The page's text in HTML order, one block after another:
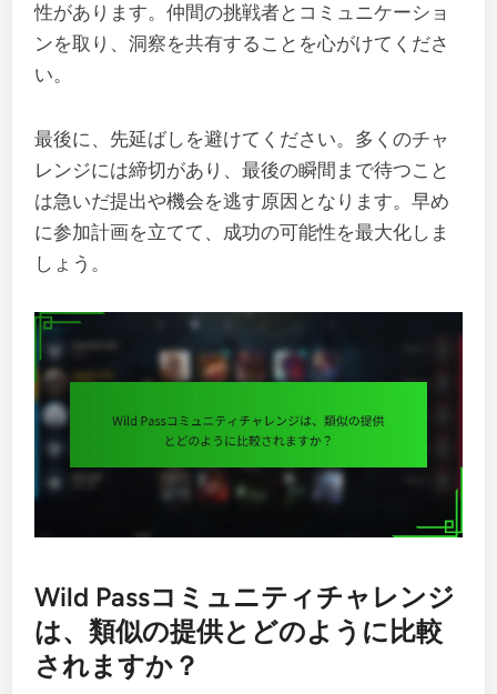
性があります。仲間の挑戦者とコミュニケーショ
ンを取り、洞察を共有することを心がけてくださ
い。
最後に、先延ばしを避けてください。多くのチャ
レンジには締切があり、最後の瞬間まで待つこと
は急いだ提出や機会を逃す原因となります。早め
に参加計画を立てて、成功の可能性を最大化しま
しょう。
Wild Passコミュニティチャレンジ
は、類似の提供とどのように比較
されますか？